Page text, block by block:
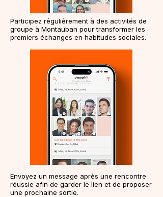
Participez régulièrement à des activités de
groupe à Montauban pour transformer les
premiers échanges en habitudes sociales.
Envoyez un message après une rencontre
réussie afin de garder le lien et de proposer
une prochaine sortie.